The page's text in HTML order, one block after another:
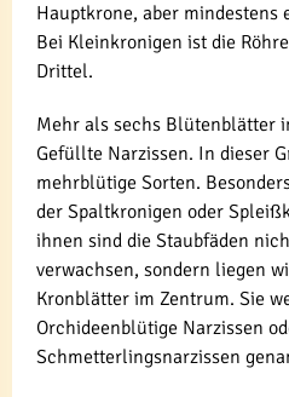
Hauptkrone, aber
Bei Kleinkronigen ist die
Drittel.
Mehr als sechs Blütenblätter
Gefüllte Narzissen. In dieser
mehrblütige Sorten.
der Spaltkronigen oder
ihnen sind die Staubfäden
verwachsen, sondern liegen
Kronblätter im Zentrum. Sie
Orchideenblütige Narzissen
Schmetterlingsnarzissen